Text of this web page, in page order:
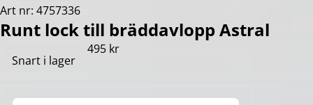
Art nr: 4757336
Runt lock till bräddavlopp Astral
Snart i lager
495 kr